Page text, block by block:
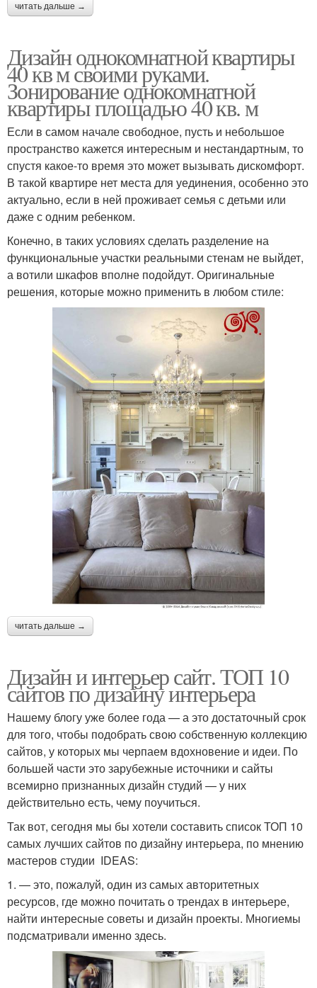
читать дальше →
Дизайн однокомнатной квартиры
40 кв м своими руками.
Зонирование однокомнатной
квартиры площадью 40 кв. м
Если в самом начале свободное, пусть и небольшое
пространство кажется интересным и нестандартным, то
спустя какое-то время это может вызывать дискомфорт.
В такой квартире нет места для уединения, особенно это
актуально, если в ней проживает семья с детьми или
даже с одним ребенком.
Конечно, в таких условиях сделать разделение на
функциональные участки реальными стенам не выйдет,
а вотили шкафов вполне подойдут. Оригинальные
решения, которые можно применить в любом стиле:
читать дальше →
Дизайн и интерьер сайт. ТОП 10
сайтов по дизайну интерьера
Нашему блогу уже более года — а это достаточный срок
для того, чтобы подобрать свою собственную коллекцию
сайтов, у которых мы черпаем вдохновение и идеи. По
большей части это зарубежные источники и сайты
всемирно признанных дизайн студий — у них
действительно есть, чему поучиться.
Так вот, сегодня мы бы хотели составить список ТОП 10
самых лучших сайтов по дизайну интерьера, по мнению
мастеров студии IDEAS:
1. — это, пожалуй, один из самых авторитетных
ресурсов, где можно почитать о трендах в интерьере,
найти интересные советы и дизайн проекты. Многиемы
подсматривали именно здесь.